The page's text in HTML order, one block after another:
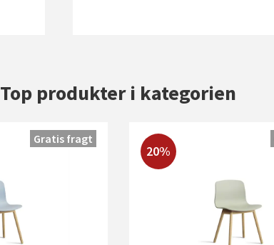
Top produkter i kategorien
Gratis fragt
20%